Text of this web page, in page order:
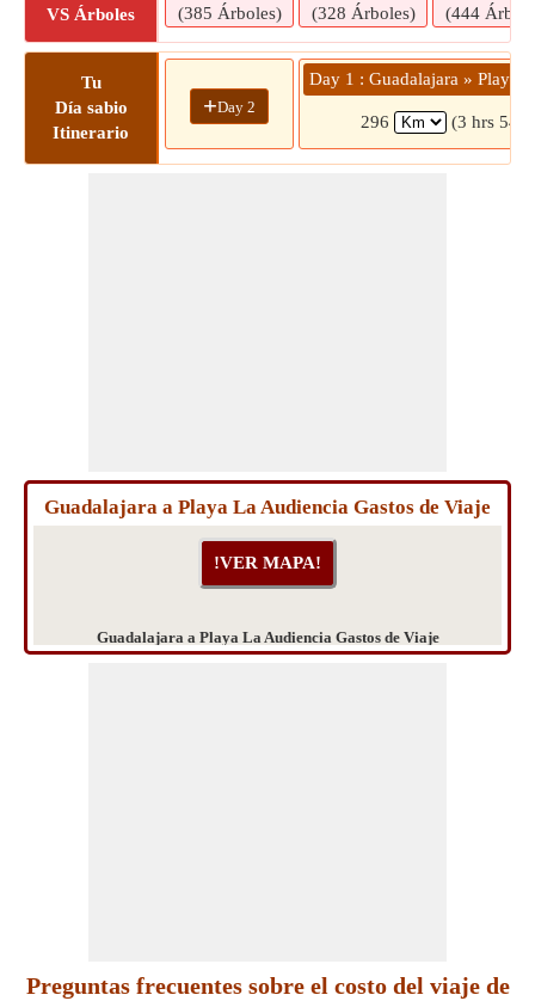
VS Árboles
(385 Árboles)
(328 Árboles)
(444
Tu
Día sabio
Itinerario
+Day 2
Day 1 : Guadalajara » Playa
296 (3 hrs 54
Guadalajara a Playa La Audiencia Gastos de Viaje
Guadalajara a Playa La Audiencia Gastos de Viaje
Preguntas frecuentes sobre el costo del viaje de